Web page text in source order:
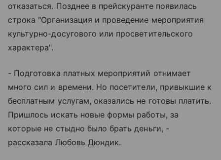
отказаться. Позднее в прейскуранте появилась
строка "Организация и проведение мероприятия
культурно-досугового или просветительского
характера".
- Подготовка платных мероприятий отнимает
много сил и времени. Но посетители, привыкшие к
бесплатным услугам, оказались не готовы платить.
Пришлось искать новые формы работы, за
которые не стыдно было брать деньги, -
рассказала Любовь Дюндик.